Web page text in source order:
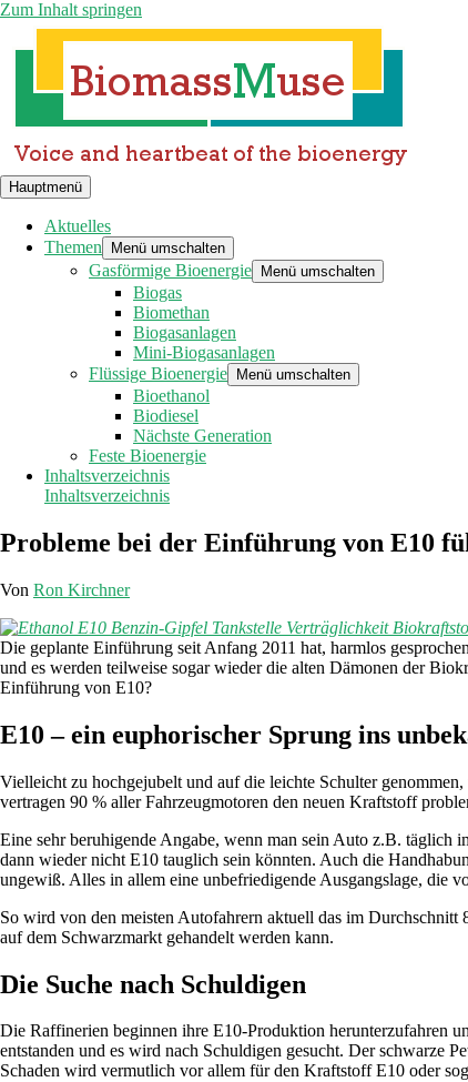
Zum Inhalt springen
Hauptmenü
Aktuelles
Themen
Menü umschalten
Gasförmige Bioenergie Menü umschalten
Biogas
Biomethan
Biogasanlagen
Mini-Biogasanlagen
Flüssige Bioenergie
Menü umschalten
Bioethanol
Biodiesel
Nächste Generation
Feste Bioenergie
Inhaltsverzeichnis
Inhaltsverzeichnis
Probleme bei der Einführung von E10
Von Ron Kirchner
Die geplante Einführung seit Anfang 2011 hat, harmlos
und es werden teilweise sogar wieder die alten Dämonen der
Einführung von E10?
E10 – ein euphorischer Sprung ins
Vielleicht zu hochgejubelt und auf die leichte Schulter
vertragen 90 % aller Fahrzeugmotoren den neuen Kraftstoff
Eine sehr beruhigende Angabe, wenn man sein Auto z.B. täglich
dann wieder nicht E10 tauglich sein könnten. Auch die
ungewiß. Alles in allem eine unbefriedigende Ausgangslage, die
So wird von den meisten Autofahrern aktuell das im Durchschnitt
auf dem Schwarzmarkt gehandelt werden kann.
Die Suche nach Schuldigen
Die Raffinerien beginnen ihre E10-Produktion herunterzufahren
entstanden und es wird nach Schuldigen gesucht. Der schwarze
Schaden wird vermutlich vor allem für den Kraftstoff E10 oder